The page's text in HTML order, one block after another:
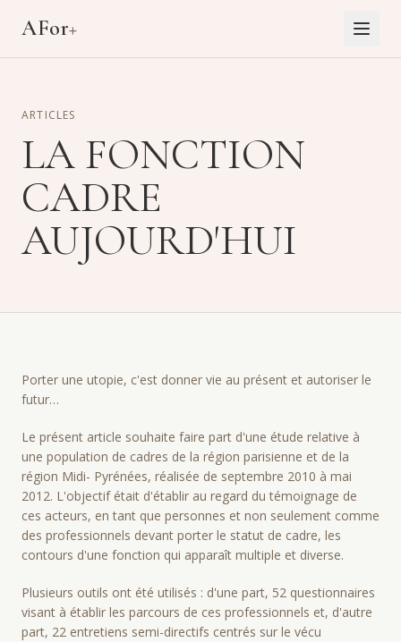
AFor+
ARTICLES
LA FONCTION
CADRE
AUJOURD'HUI
Porter une utopie, c'est donner vie au présent et autoriser le
futur…
Le présent article souhaite faire part d'une étude relative à
une population de cadres de la région parisienne et de la
région Midi- Pyrénées, réalisée de septembre 2010 à mai
2012. L'objectif était d'établir au regard du témoignage de
ces acteurs, en tant que personnes et non seulement comme
des professionnels devant porter le statut de cadre, les
contours d'une fonction qui apparaît multiple et diverse.
Plusieurs outils ont été utilisés : d'une part, 52 questionnaires
visant à établir les parcours de ces professionnels et, d'autre
part, 22 entretiens semi-directifs centrés sur le vécu